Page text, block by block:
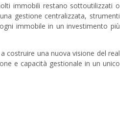
immobili restano sottoutilizzati o
gestione centralizzata, strumenti
immobile in un investimento più
costruire una nuova visione del real
e capacità gestionale in un unico